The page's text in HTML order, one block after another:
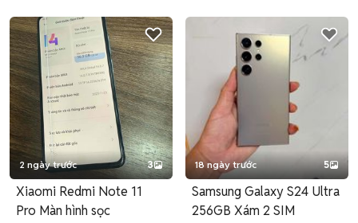
2 ngày trước 3
Xiaomi Redmi Note 11
Pro Màn hình sọc
18 ngày trước 5
Samsung Galaxy S24 Ultra
256GB Xám 2 SIM